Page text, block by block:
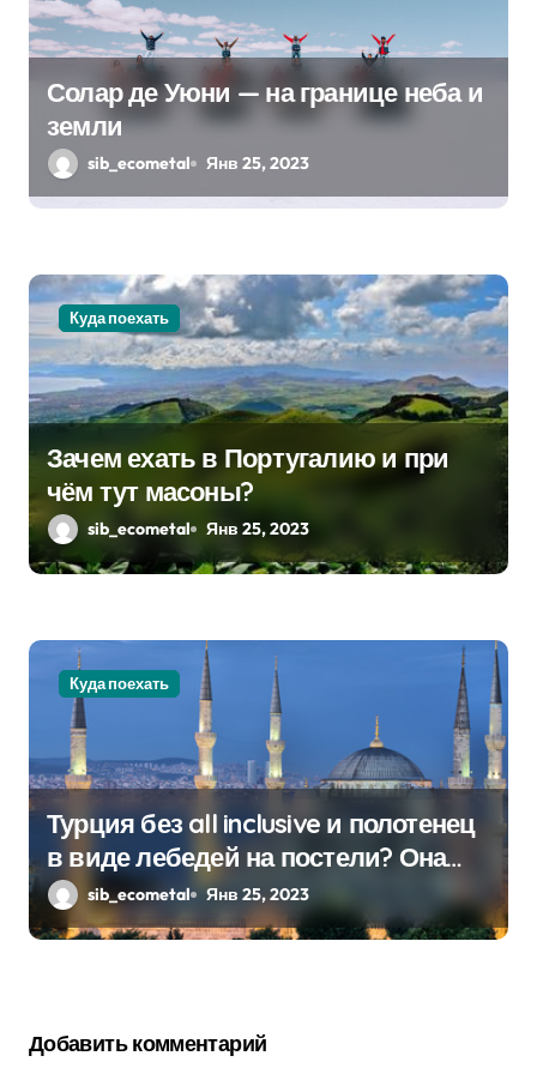
о
п
с
я
м
Солар де Уюни — на границе неба и
земли
sib_ecometal Янв 25, 2023
Куда поехать
Зачем ехать в Португалию и при
чём тут масоны?
sib_ecometal Янв 25, 2023
Куда поехать
Турция без all inclusive и полотенец
в виде лебедей на постели? Она
существует!
sib_ecometal Янв 25, 2023
Добавить комментарий